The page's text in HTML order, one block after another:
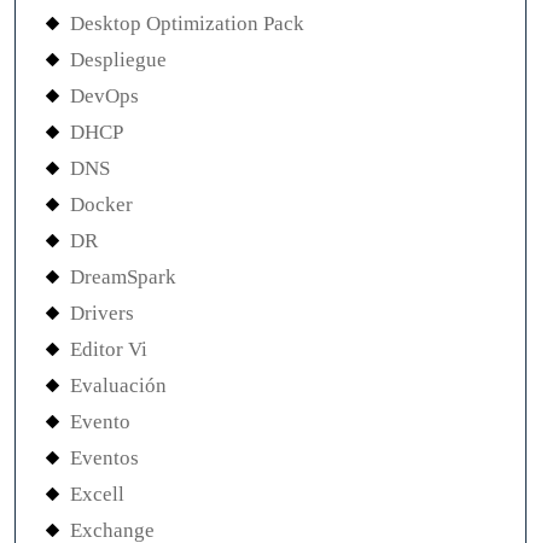
Desktop Optimization Pack
Despliegue
DevOps
DHCP
DNS
Docker
DR
DreamSpark
Drivers
Editor Vi
Evaluación
Evento
Eventos
Excell
Exchange